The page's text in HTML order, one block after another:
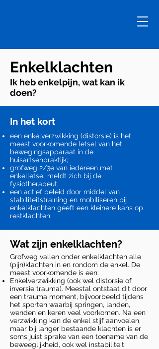
Enkelklachten
Ik heb enkelpijn, wat kan ik
doen?
In het kort
een enkelverzwikking (distorsie) is het
meest voorkomende letsel van het
bewegingsapparaat in de
huisartsenpraktijk;
grofweg 2/3e van iedereen met
enkelletsel meldt zich bij de
fysiotherapeut;
een actief beleid door middel van
stabiliteitstraining en mobiliseren bij
enkelklachten geeft een kleinere kans op
restklachten.
Wat zijn enkelklachten?
Grofweg vallen onder enkelklachten alle
(pijn)klachten in en rondom de enkel. De
meest voorkomende is een:
Enkelverzwikking (ook wel distorsie of
inversie trauma). Meestal ontstaat dit door
een trauma moment, bijvoorbeeld tijdens
het sporten waarbij springen, landen,
wenden en keren veel voorkomen. Na een
verzwikking kan de enkel stijf aanvoelen,
maar bij langer bestaande klachten is er
soms juist sprake van een toename van de
beweeglijkheid, ook wel instabiliteit.